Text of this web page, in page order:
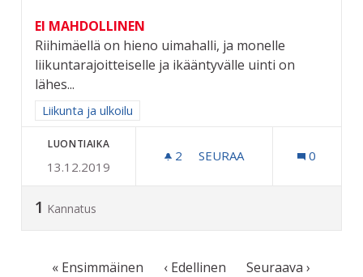
EI MAHDOLLINEN
Riihimäellä on hieno uimahalli, ja monelle
liikuntarajoitteiselle ja ikääntyvälle uinti on
lähes...
Rajaa tulokset aihepiirin mukaan: Liikunta ja ulkoilu
Liikunta ja ulkoilu
LUONTIAIKA
13.12.2019
2 2 SEURAAJAA
SEURAA 0
1 Kannatus
« Ensimmäinen ‹ Edellinen
Seuraava ›